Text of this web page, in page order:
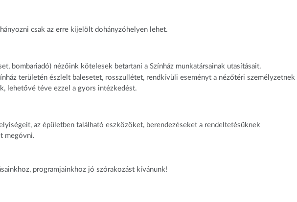
csak az erre kijelölt dohányzóhelyen lehet.
bombariadó) nézőink kötelesek betartani a Színház munkatársainak utasításait.
területén észlelt balesetet, rosszullétet, rendkívüli eseményt a nézőtéri személyzetnek
lehetővé téve ezzel a gyors intézkedést.
az épületben található eszközöket, berendezéseket a rendeltetésüknek
megóvni.
programjainkhoz jó szórakozást kívánunk!